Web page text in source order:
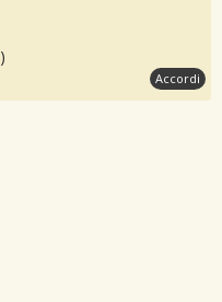
)
Accordi